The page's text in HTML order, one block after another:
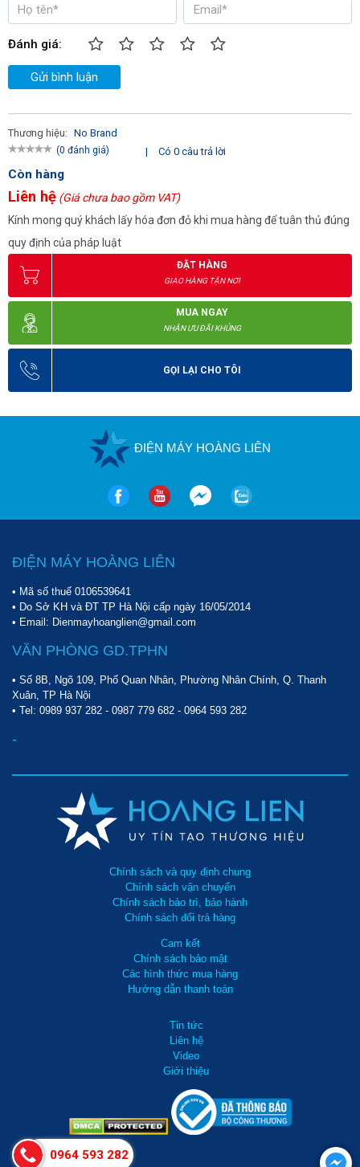
Đánh giá:
Gửi bình luận
Thương hiệu: No Brand
(0 đánh giá) | Có 0 câu trả lời
Còn hàng
Liên hệ (Giá chưa bao gồm VAT)
Kính mong quý khách lấy hóa đơn đỏ khi mua hàng để tuân thủ đúng
quy định của pháp luật
ĐẶT HÀNG
GIAO HÀNG TẬN NƠI
MUA NGAY
NHẬN ƯU ĐÃI KHỦNG
GỌI LẠI CHO TÔI
ĐIỆN MÁY HOÀNG LIÊN
ĐIỆN MÁY HOÀNG LIÊN
• Mã số thuế 0106539641
• Do Sở KH và ĐT TP Hà Nội cấp ngày 16/05/2014
• Email: Dienmayhoanglien@gmail.com
VĂN PHÒNG GD.TPHN
• Số 8B, Ngõ 109, Phố Quan Nhân, Phường Nhân Chính, Q. Thanh
Xuân, TP Hà Nội
• Tel: 0989 937 282 - 0987 779 682 - 0964 593 282
-
Chính sách và quy định chung
Chính sách vận chuyển
Chính sách bảo trì, bảo hành
Chính sách đổi trả hàng
Cam kết
Chính sách bảo mật
Các hình thức mua hàng
Hướng dẫn thanh toán
Tin tức
Liên hệ
Video
Giới thiệu
0964 593 282